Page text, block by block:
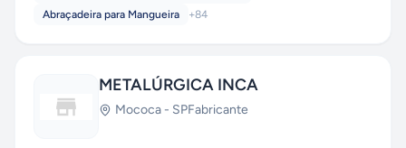
Abraçadeira para Mangueira
+84
METALÚRGICA INCA
Mococa - SPFabricante